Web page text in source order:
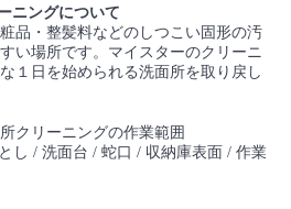
ニングについて
品・整髪料などのしつこい固形の汚
い場所です。マイスターのクリーニ
１日を始められる洗面所を取り戻し
クリーニングの作業範囲
し / 洗面台 / 蛇口 / 収納庫表面 / 作業